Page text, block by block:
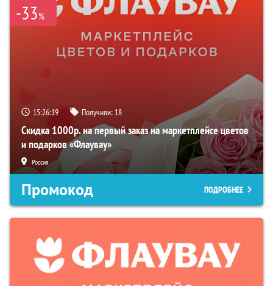
-33%
15:26:18 Получили: 18
Скидка 1000р. на первый заказ на маркетплейсе цветов
и подарков «Флаувау»
Россия
Промокод ПОДРОБНЕЕ